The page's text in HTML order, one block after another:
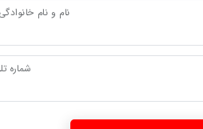
نام و نام
شماره